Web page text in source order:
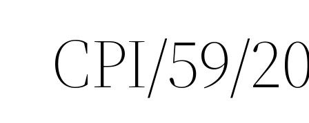
CPI/59/